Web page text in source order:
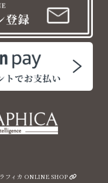
フィカ ONLINE SHOP